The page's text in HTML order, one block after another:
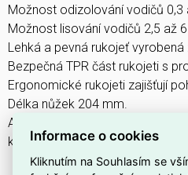
Možnost odizolování vodičů 0,3
Možnost lisování vodičů 2,5 až
Lehká a pevná rukojeť
Bezpečná TPR část rukojeti s
Ergonomické rukojeti zajišťují
Délka nůžek 204 mm.
Aretace nůžek v uzamčeném
krytka čepelí s možností
Informace o cookies
Kliknutím na Souhlasím se